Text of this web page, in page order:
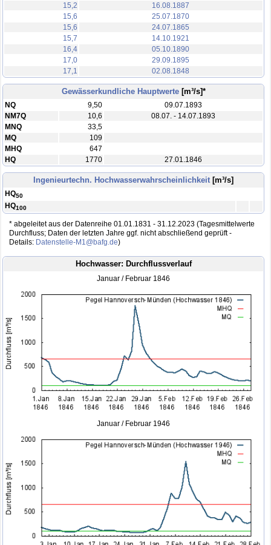
15,2
16.08.1887
15,6
25.07.1870
15,6
24.07.1865
15,7
14.10.1921
16,4
05.10.1890
17,0
29.09.1895
17,1
02.08.1848
Gewässer­kundliche Haupt­werte[m³/s]*
NQ 9,50
09.07.1893
NM7Q
10,6
08.07. - 14.07.1893
MNQ
33,5
MQ
109
MHQ
647
HQ
1770 27.01.1846
Ingenieur­techn. Hoch­wasser­wahr­scheinlich­keit [m³/s]
HQ50
HQ100
* abgeleitet aus der Datenreihe 01.01.1831 - 31.12.2023 (Tagesmittelwerte
Durchfluss; Daten der letzten Jahre ggf. nicht abschließend geprüft -
Details: Datenstelle-M1@bafg.de)
Hochwasser: Durchflussverlauf
Januar / Februar 1846
Januar / Februar 1946